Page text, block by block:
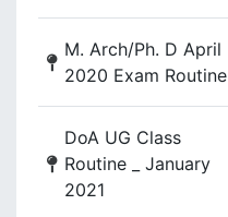
M. Arch/Ph. D April
2020 Exam Routine
DoA UG Class
Routine _ January
2021